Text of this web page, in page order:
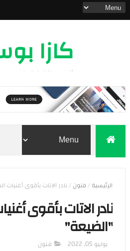
كازا
أخبار مدينة الدار البيضاء
الرئيسية/فنون/نادر الاتات بأقوى أغنيات
نادر الاتات بأقوى
"الضيعة"
يوليو 05, 2022 فنون